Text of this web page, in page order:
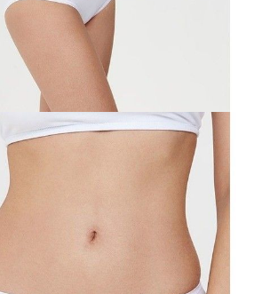
EMAIL
darmowa od 50 zł
Conte (Łodz)
pt. 8:00 - 14:00
z najwyższej jakości bawełny,
gumką, szerokie po bokach, zasłaniają
Ci uczucie komfortu i wygodny.